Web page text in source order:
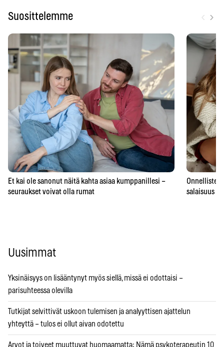
Suosittelemme ›
Et kai ole sanonut näitä kahta asiaa kumppanillesi –
seuraukset voivat olla rumat
Onnellisten
salaisuus –
Uusimmat
Yksinäisyys on lisääntynyt myös siellä, missä ei odottaisi –
parisuhteessa olevilla
Tutkijat selvittivät uskoon tulemisen ja analyyttisen ajattelun
yhteyttä – tulos ei ollut aivan odotettu
Arvot ja toiveet muuttuvat huomaamatta: Nämä psykoterapeutin 10